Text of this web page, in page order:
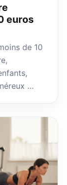
euros
de 10
…